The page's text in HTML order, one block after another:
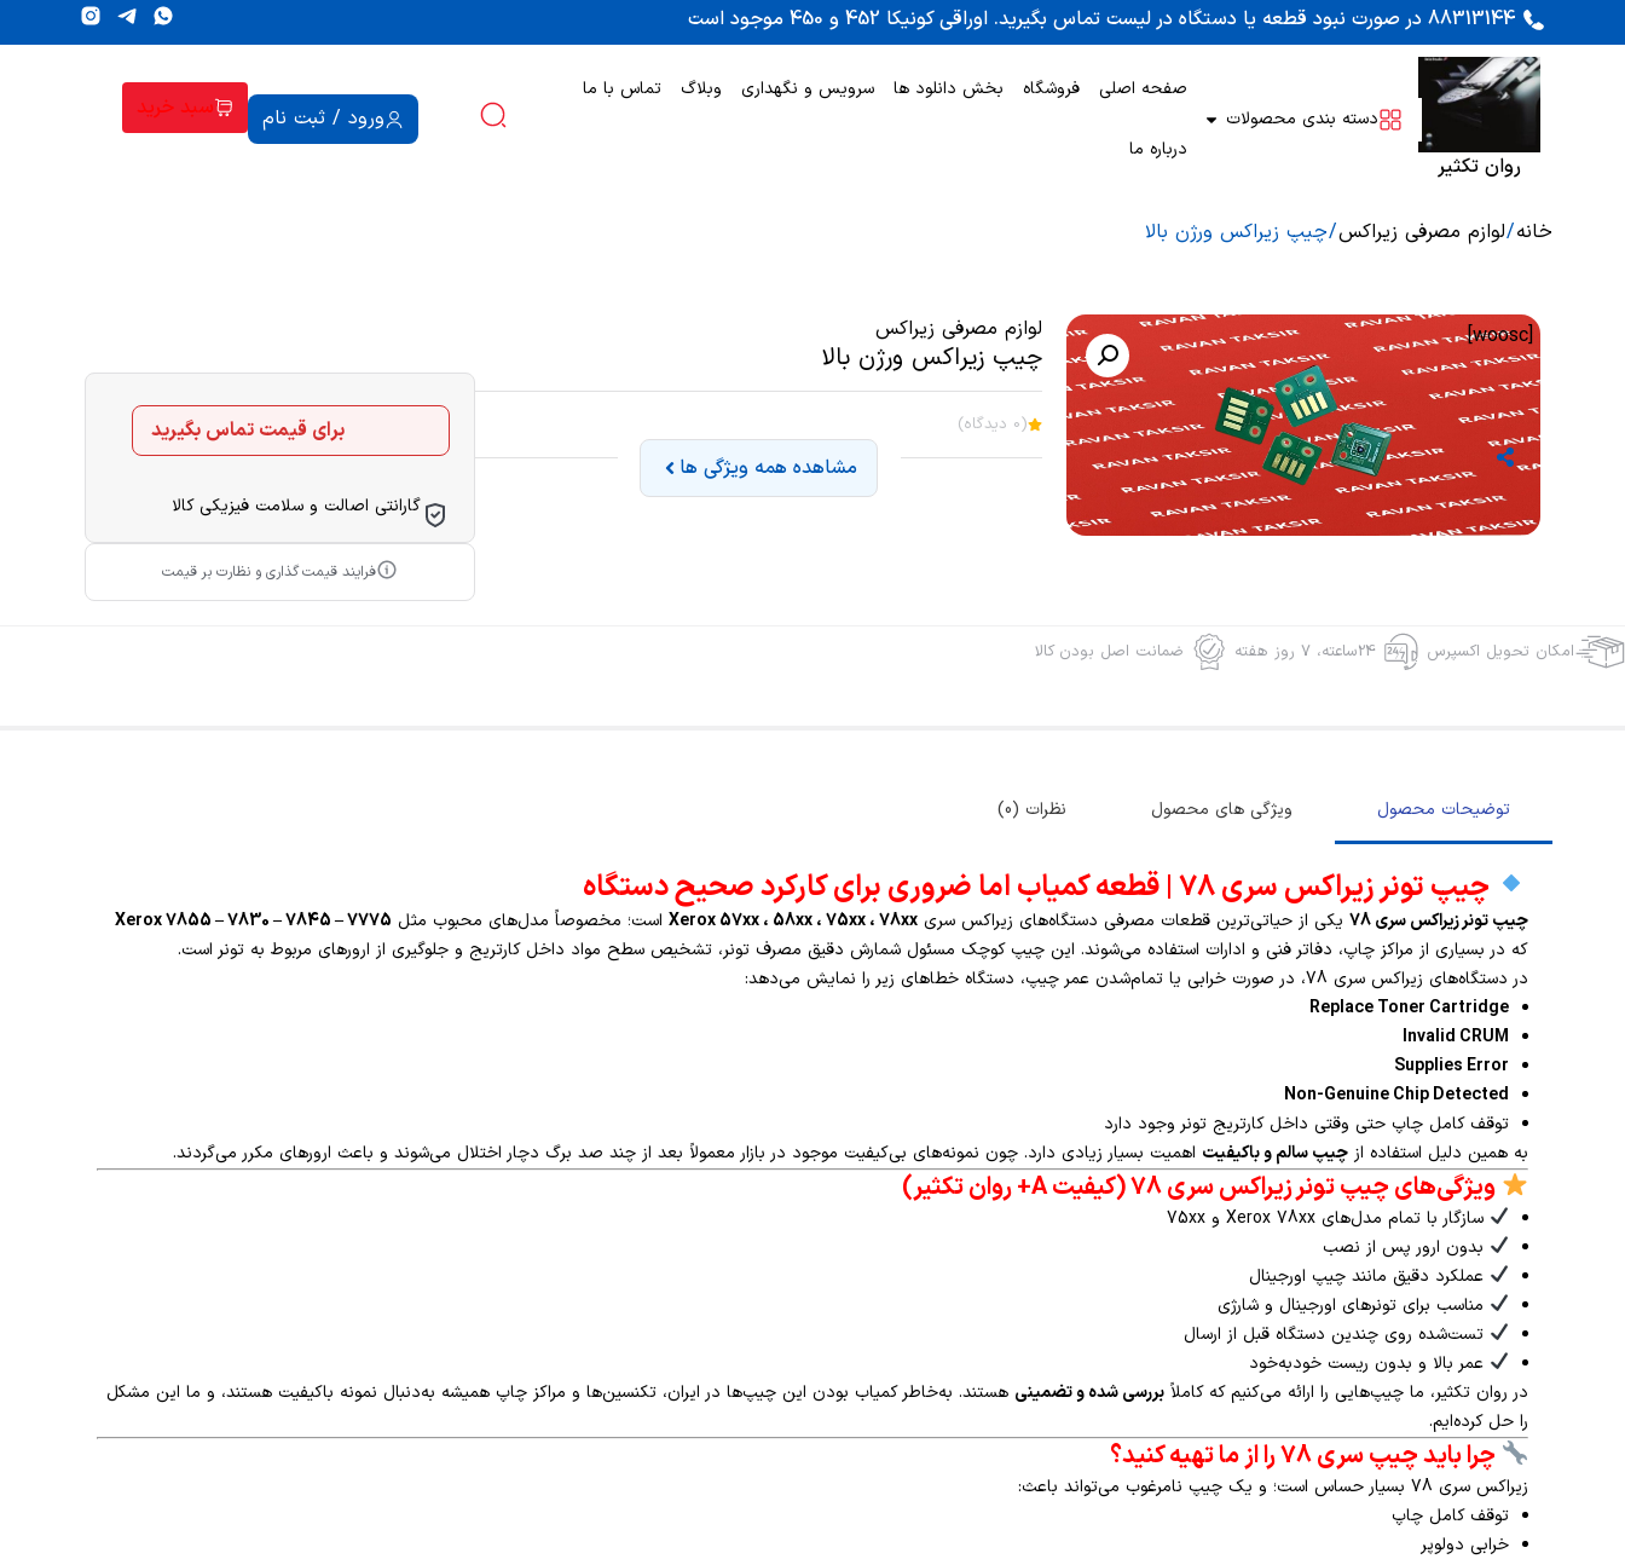
88313144 در صورت نبود قطعه یا دستگاه در لیست تماس بگیرید. اوراقی کونیکا 452 و 450 موجود است
روان تکثیر
دسته بندی محصولات
صفحه اصلی فروشگاه بخش دانلود ها سرویس و نگهداری وبلاگ تماس با ما
درباره ما
ورود / ثبت نام سبد خرید
خانه/لوازم مصرفی زیراکس/ چیپ زیراکس ورژن بالا
[woosc] لوازم مصرفی زیراکس
چیپ زیراکس ورژن بالا
(0 دیدگاه)
مشاهده همه ویژگی ها
برای قیمت تماس بگیرید
گارانتی اصالت و سلامت فیزیکی کالا
فرایند قیمت گذاری و نظارت بر قیمت
امکان تحویل اکسپرس 24ساعته، 7 روز هفته ضمانت اصل بودن کالا
توضیحات محصول ویژگی های محصول نظرات (0)
چیپ تونر زیراکس سری 78 | قطعه کمیاب اما ضروری برای کارکرد صحیح دستگاه
چیپ تونر زیراکس سری 78 یکی از حیاتی‌ترین قطعات مصرفی دستگاه‌های زیراکس سری Xerox 57xx ، 58xx ، 75xx ، 78xx است؛ مخصوصاً مدل‌های محبوب مثل Xerox 7855 – 7830 – 7845 – 7775
که در بسیاری از مراکز چاپ، دفاتر فنی و ادارات استفاده می‌شوند. این چیپ کوچک مسئول شمارش دقیق مصرف تونر، تشخیص سطح مواد داخل کارتریج و جلوگیری از ارورهای مربوط به تونر است.
در دستگاه‌های زیراکس سری 78، در صورت خرابی یا تمام‌شدن عمر چیپ، دستگاه خطاهای زیر را نمایش می‌دهد:
Replace Toner Cartridge
Invalid CRUM
Supplies Error
Non-Genuine Chip Detected
توقف کامل چاپ حتی وقتی داخل کارتریج تونر وجود دارد
به همین دلیل استفاده از چیپ سالم و باکیفیت اهمیت بسیار زیادی دارد. چون نمونه‌های بی‌کیفیت موجود در بازار معمولاً بعد از چند صد برگ دچار اختلال می‌شوند و باعث ارورهای مکرر می‌گردند.
ویژگی‌های چیپ تونر زیراکس سری 78 (کیفیت A+ روان تکثیر)
سازگار با تمام مدل‌های Xerox 78xx و 75xx
بدون ارور پس از نصب
عملکرد دقیق مانند چیپ اورجینال
مناسب برای تونرهای اورجینال و شارژی
تست‌شده روی چندین دستگاه قبل از ارسال
عمر بالا و بدون ریست خودبه‌خود
در روان تکثیر، ما چیپ‌هایی را ارائه می‌کنیم که کاملاً بررسی شده و تضمینی هستند. به‌خاطر کمیاب بودن این چیپ‌ها در ایران، تکنسین‌ها و مراکز چاپ همیشه به‌دنبال نمونه باکیفیت هستند، و ما این مشکل
را حل کرده‌ایم.
چرا باید چیپ سری 78 را از ما تهیه کنید؟
زیراکس سری 78 بسیار حساس است؛ و یک چیپ نامرغوب می‌تواند باعث:
توقف کامل چاپ
خرابی دولوپر